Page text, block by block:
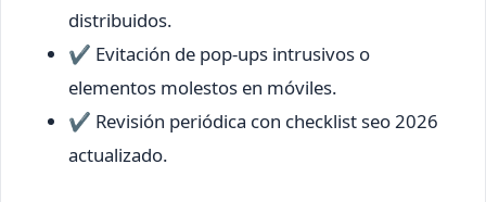
distribuidos.
✔ Evitación de pop-ups intrusivos o
elementos molestos en móviles.
✔ Revisión periódica con checklist seo 2026
actualizado.